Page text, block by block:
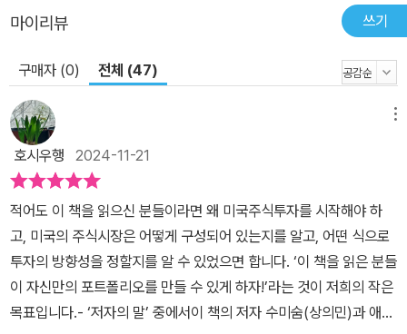
을 볼 수 있는 섹터의 이해부터 돕는다. 그다음으로 ETF와 배당주를
초보자가 가장 안전하고 쉽게 투자에 접근할 수 있도록 돕기 위한 구
롤하는지 구체적으로 배울 수 있다. 마지막으로 미국주식에 투자하는
사람들이 반드시 체크하는 <미국 주요 경제지표>에 관해 쉽게 설명
해 누구나 쓱 한번 읽기만 해도 투자에 도움이 된다. 책의 장마다 초보
주식에 투자할 때 꼭 확인하는 필수 사이트들도 모조리 알려준다. 본
문에서 풀어내기 어려운 추가적인 정보는 각종 Tip 박스를 통해 쉽게
습득할 수 있는 장점도 특징이다. 《미국주식 처음공부》는 미국주식을
처음 시작하는 사람에게는 한눈에 볼 수 있는 로드맵을, 이미 투자 경
험이 있는 사람에겐 스스로를 점검하고 새로운 투자 포인트를 제공하
마이리뷰 쓰기
구매자 (0) 전체 (47)
호시우행 2024-11-21
적어도 이 책을 읽으신 분들이라면 왜 미국주식투자를 시작해야 하
고, 미국의 주식시장은 어떻게 구성되어 있는지를 알고, 어떤 식으로
투자의 방향성을 정할지를 알 수 있었으면 합니다. ‘이 책을 읽은 분들
이 자신만의 포트폴리오를 만들 수 있게 하자!’라는 것이 저희의 작은
목표입니다.- ‘저자의 말’ 중에서이 책의 저자 수미숨(상의민)과 애나